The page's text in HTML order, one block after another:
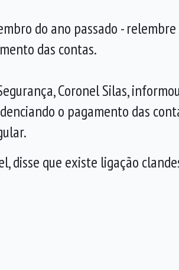
do ano passado - relembre
das contas.
Coronel Silas,
o pagamento das
disse que existe ligação